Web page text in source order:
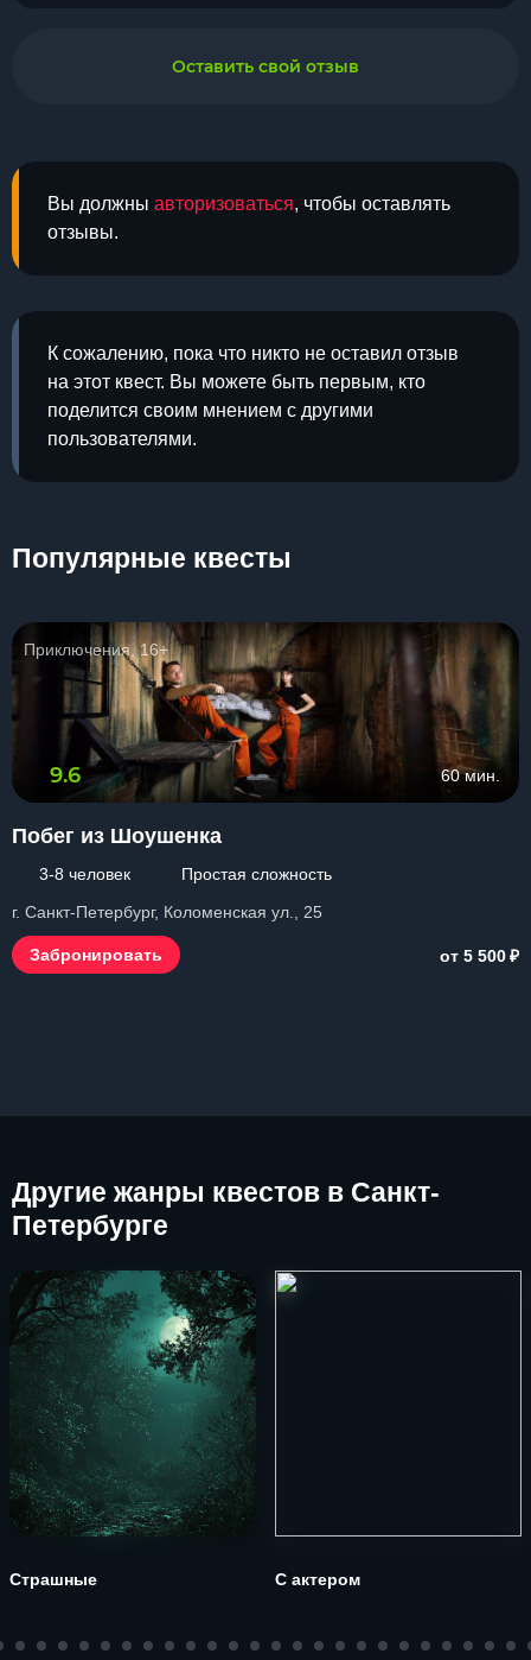
Вы должны авторизоваться, чтобы оставлять
отзывы.
К сожалению, пока что никто не оставил отзыв
на этот квест. Вы можете быть первым, кто
поделится своим мнением с другими
пользователями.
Оставить свой отзыв
Популярные квесты
Приключения, 16+
9.6 60 мин.
Побег из Шоушенка
3-8 человек
Простая сложность
г. Санкт-Петербург, Коломенская ул., 25
Забронировать от 5 500₽
Другие жанры квестов в Санкт-
Петербурге
Страшные С актером